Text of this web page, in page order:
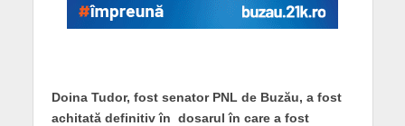
Doina Tudor, fost senator PNL de Buzău, a fost
achitată definitiv în dosarul în care a fost